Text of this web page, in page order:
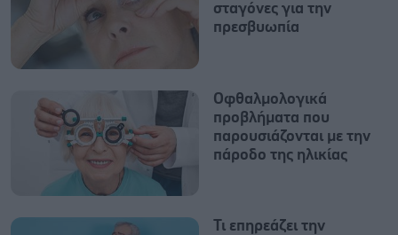
σταγόνες για την
πρεσβυωπία
Οφθαλμολογικά
προβλήματα που
παρουσιάζονται με την
πάροδο της ηλικίας
Τι επηρεάζει την